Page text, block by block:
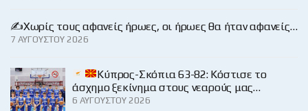
✍️Χωρίς τους αφανείς ήρωες, οι ήρωες θα ήταν αφανείς…
7 ΑΥΓΟΎΣΤΟΥ 2026
Κύπρος-Σκόπια 63-82: Κόστισε το
άσχημο ξεκίνημα στους νεαρούς μας…
6 ΑΥΓΟΎΣΤΟΥ 2026